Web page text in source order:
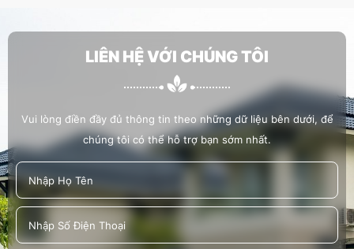
NGHĨA TÌNH
HOÀNG LAM THAM GIA, HỔ TRỢ LỄ TRỒNG
CÂY 19/5/2022
HOÀNG LAM HỖ TRỢ CÔNG TÁC XÃ HỘI
TRỒNG CÂY XANH TẠI BỜ KÊNH HÀNG BÀNG
TRÊN ĐƯỜNG VẠN TƯỢNG
LIÊN HỆ VỚI CHÚNG TÔI
Vui lòng điền đầy đủ thông tin theo những dữ liệu bên dưới, để
chúng tôi có thể hỗ trợ bạn sớm nhất.